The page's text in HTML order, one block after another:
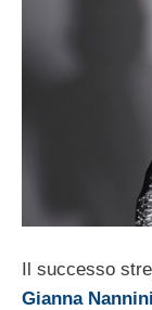
Il successo
Gianna Nannini